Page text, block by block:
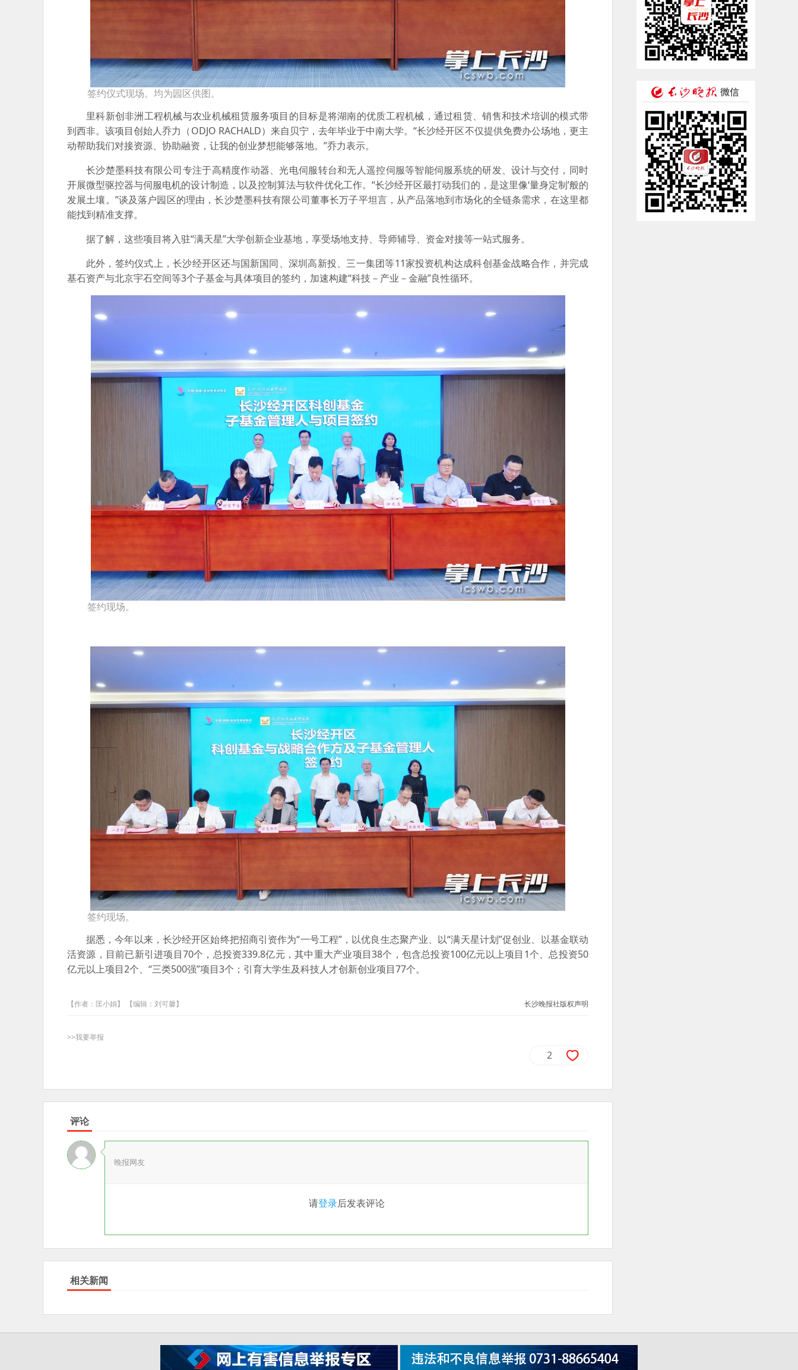
签约仪式现场。均为园区供图。
里科新创非洲工程机械与农业机械租赁服务项目的目标是将湖南的优质工程机械，通过租赁、销售和技术培训的模式带
到西非。该项目创始人乔力（ODJO RACHALD）来自贝宁，去年毕业于中南大学。“长沙经开区不仅提供免费办公场地，更主
动帮助我们对接资源、协助融资，让我的创业梦想能够落地。”乔力表示。
长沙楚墨科技有限公司专注于高精度作动器、光电伺服转台和无人遥控伺服等智能伺服系统的研发、设计与交付，同时
开展微型驱控器与伺服电机的设计制造，以及控制算法与软件优化工作。“长沙经开区最打动我们的，是这里像‘量身定制’般的
发展土壤。”谈及落户园区的理由，长沙楚墨科技有限公司董事长万子平坦言，从产品落地到市场化的全链条需求，在这里都
能找到精准支撑。
据了解，这些项目将入驻“满天星”大学创新企业基地，享受场地支持、导师辅导、资金对接等一站式服务。
此外，签约仪式上，长沙经开区还与国新国同、深圳高新投、三一集团等11家投资机构达成科创基金战略合作，并完成
基石资产与北京宇石空间等3个子基金与具体项目的签约，加速构建“科技－产业－金融”良性循环。
签约现场。
签约现场。
据悉，今年以来，长沙经开区始终把招商引资作为“一号工程”，以优良生态聚产业、以“满天星计划”促创业、以基金联动
活资源，目前已新引进项目70个，总投资339.8亿元，其中重大产业项目38个，包含总投资100亿元以上项目1个、总投资50
亿元以上项目2个、“三类500强”项目3个；引育大学生及科技人才创新创业项目77个。
【作者：匡小娟】 【编辑：刘可馨】 长沙晚报社版权声明
>>我要举报
2
评论
晚报网友
请登录后发表评论
相关新闻